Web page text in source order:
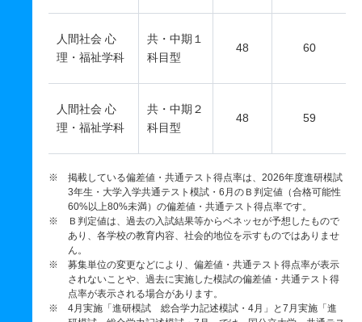
人間社会 心
理・福祉学科
共・中期１
科目型
48 60
人間社会 心
理・福祉学科
共・中期２
科目型
48 59
※ 掲載している偏差値・共通テスト得点率は、2026年度進研模試
3年生・大学入学共通テスト模試・6月のＢ判定値（合格可能性
60%以上80%未満）の偏差値・共通テスト得点率です。
※ Ｂ判定値は、過去の入試結果等からベネッセが予想したもので
あり、各学校の教育内容、社会的地位を示すものではありませ
ん。
※ 募集単位の変更などにより、偏差値・共通テスト得点率が表示
されないことや、過去に実施した模試の偏差値・共通テスト得
点率が表示される場合があります。
※ 4月実施「進研模試 総合学力記述模試・4月」と7月実施「進